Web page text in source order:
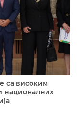
са високим
националних